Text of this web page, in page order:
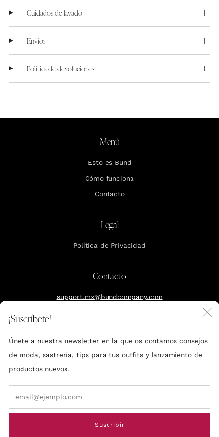
¡Suscríbete!
Únete a nuestra newsletter en la que os contamos consejos
de moda, sastrería, tips para tus outfits y lanzamiento de
productos nuevos.
Suscribir
Cuidados de lavado
Envíos
Política de devoluciones
Menú
Esto es Bund
Cómo funciona
Contacto
Legal
Política de Privacidad
Contacto
support.mx@bundcompany.com
Made by BUND